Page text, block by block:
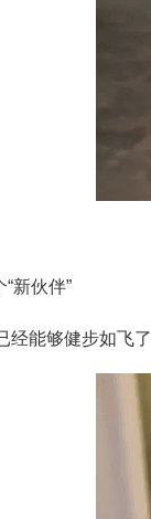
新伙伴”
经能够健步如飞了